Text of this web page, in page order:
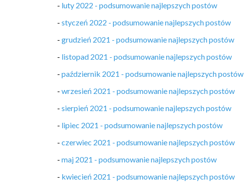
- luty 2022 - podsumowanie najlepszych postów
- styczeń 2022 - podsumowanie najlepszych postów
- grudzień 2021 - podsumowanie najlepszych postów
- listopad 2021 - podsumowanie najlepszych postów
- październik 2021 - podsumowanie najlepszych postów
- wrzesień 2021 - podsumowanie najlepszych postów
- sierpień 2021 - podsumowanie najlepszych postów
- lipiec 2021 - podsumowanie najlepszych postów
- czerwiec 2021 - podsumowanie najlepszych postów
- maj 2021 - podsumowanie najlepszych postów
- kwiecień 2021 - podsumowanie najlepszych postów